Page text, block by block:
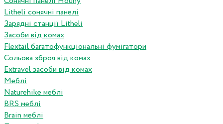
Litheli сонячні панелі
Зарядні станції Litheli
Засоби від комах
Flextail багатофункціональні фумігатори
Сольова зброя від комах
Extravel засоби від комах
Меблі
Naturehike меблі
BRS меблі
Brain меблі